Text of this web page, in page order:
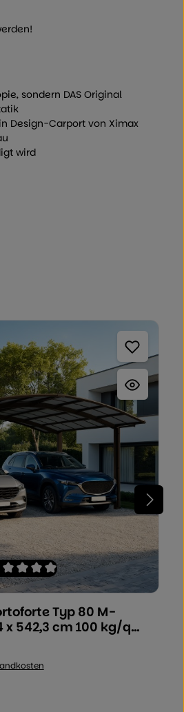
sondern DAS Original
Design-Carport von Ximax
wird
um die Anzahl zu
oder benutzen
Bewertung von 0 von
Geben Sie den
Typ 80 M-